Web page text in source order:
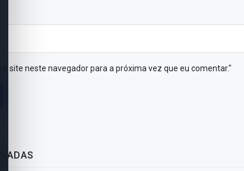
e site neste navegador para a próxima vez que eu comentar."